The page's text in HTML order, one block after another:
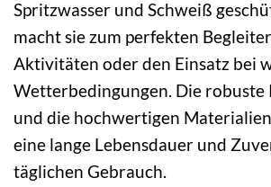
Spritzwasser und Schweiß
macht sie zum perfekten
Aktivitäten oder den Einsatz bei
Wetterbedingungen. Die
und die hochwertigen
eine lange Lebensdauer und
täglichen Gebrauch.